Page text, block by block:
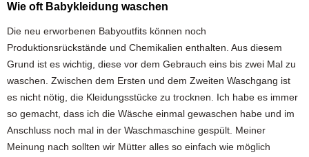
Wie oft Babykleidung waschen
Die neu erworbenen Babyoutfits können noch
Produktionsrückstände und Chemikalien enthalten. Aus diesem
Grund ist es wichtig, diese vor dem Gebrauch eins bis zwei Mal zu
waschen. Zwischen dem Ersten und dem Zweiten Waschgang ist
es nicht nötig, die Kleidungsstücke zu trocknen. Ich habe es immer
so gemacht, dass ich die Wäsche einmal gewaschen habe und im
Anschluss noch mal in der Waschmaschine gespült. Meiner
Meinung nach sollten wir Mütter alles so einfach wie möglich